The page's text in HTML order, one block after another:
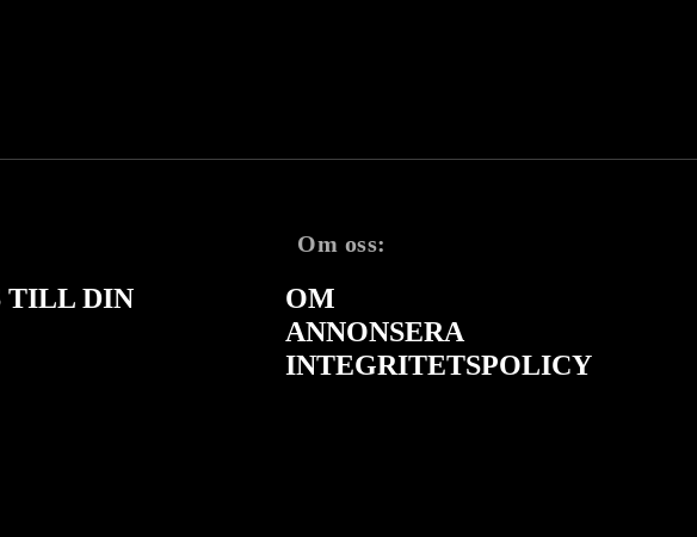
TILL DIN
Om oss:
OM
ANNONSERA
INTEGRITETSPOLICY